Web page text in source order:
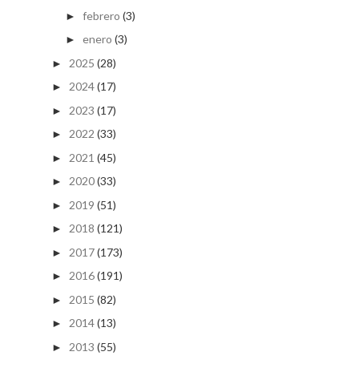
► febrero (3)
► enero (3)
► 2025 (28)
► 2024(17)
► 2023 (17)
► 2022 (33)
► 2021 (45)
► 2020(33)
► 2019 (51)
► 2018 (121)
► 2017(173)
► 2016(191)
► 2015 (82)
► 2014(13)
► 2013 (55)